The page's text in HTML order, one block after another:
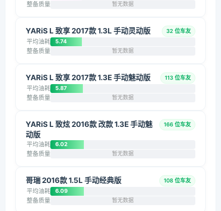
整备质量 暂无数据
YARiS L 致享 2017款 1.3L 手动灵动版 32 位车友
平均油耗 5.74
整备质量 暂无数据
YARiS L 致享 2017款 1.3E 手动魅动版 113 位车友
平均油耗 5.87
整备质量 暂无数据
YARiS L 致炫 2016款 改款 1.3E 手动魅
动版
166 位车友
平均油耗 6.02
整备质量 暂无数据
哥瑞 2016款 1.5L 手动经典版 108 位车友
平均油耗 6.09
整备质量 暂无数据